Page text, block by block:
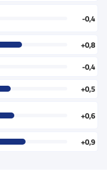
-0,4
+0,8
-0,4
+0,5
+0,6
+0,9